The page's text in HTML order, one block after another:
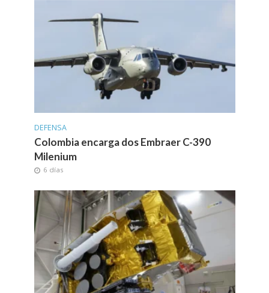
DEFENSA
Colombia encarga dos Embraer C-390
Milenium
6 días